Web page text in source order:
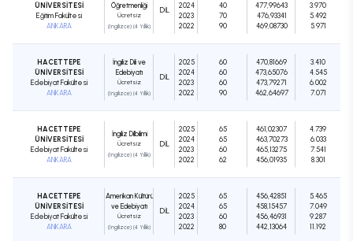
ÜNİVERSİTESİ
Eğitim Fakültesi
ANKARA
Öğretmenliği
Ücretsiz
(İngilizce) (4 Yıllık)
DIL
2024
2023
2022
40
70
90
477,99643
476,93341
469,08730
3.970
5.492
5.971
HACETTEPE
ÜNİVERSİTESİ
Edebiyat Fakültesi
ANKARA
İngiliz Dili ve
Edebiyatı
Ücretsiz
(İngilizce) (4 Yıllık)
DIL
2025
2024
2023
2022
60
60
60
90
470,81669
473,65076
473,79271
462,64697
3.410
4.545
6.002
7.071
HACETTEPE
ÜNİVERSİTESİ
Edebiyat Fakültesi
ANKARA
İngiliz Dilbilimi
Ücretsiz
(İngilizce) (4 Yıllık)
DIL
2025
2024
2023
2022
65
65
60
62
461,02307
463,70273
465,13275
456,01935
4.739
6.033
7.541
8.301
HACETTEPE
ÜNİVERSİTESİ
Edebiyat Fakültesi
ANKARA
Amerikan Kültürü
ve Edebiyatı
Ücretsiz
(İngilizce) (4 Yıllık)
DIL
2025
2024
2023
2022
65
65
60
80
456,42851
458,15457
456,46931
442,13064
5.465
7.049
9.287
11.192